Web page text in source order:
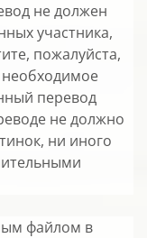
не должен
участника,
пожалуйста,
необходимое
перевод
не должно
ни иного
файлом в